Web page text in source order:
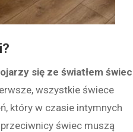
się ze światłem świec
wszystkie świece
który w czasie intymnych
świec muszą